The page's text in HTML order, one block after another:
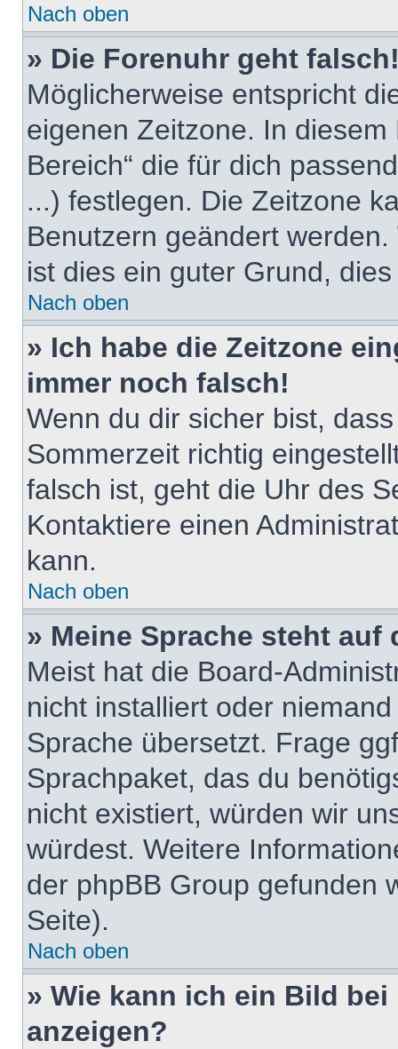
Nach oben
» Die Forenuhr geht
Möglicherweise entspricht
eigenen Zeitzone. In
Bereich“ die für dich
...) festlegen. Die Zeitzone
Benutzern geändert
ist dies ein guter Grund,
Nach oben
» Ich habe die Zeitzone
immer noch falsch!
Wenn du dir sicher bist,
Sommerzeit richtig
falsch ist, geht die Uhr des
Kontaktiere einen
kann.
Nach oben
» Meine Sprache steht
Meist hat die Board-
nicht installiert oder
Sprache übersetzt. Frage
Sprachpaket, das du
nicht existiert, würden wir
würdest. Weitere
der phpBB Group gefunden
Seite).
Nach oben
» Wie kann ich ein Bild
anzeigen?